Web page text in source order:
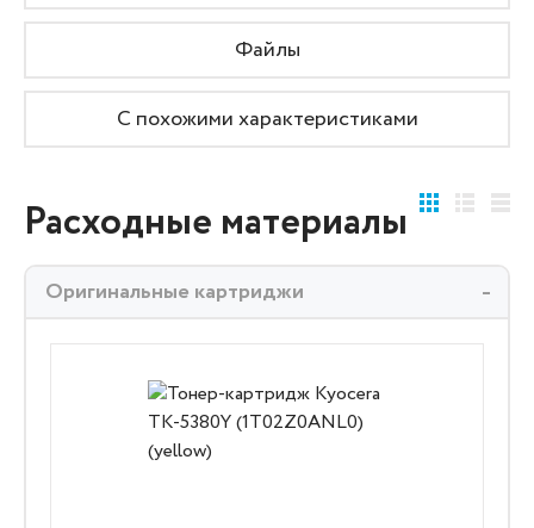
Файлы
С похожими характеристиками
Расходные материалы
Оригинальные картриджи